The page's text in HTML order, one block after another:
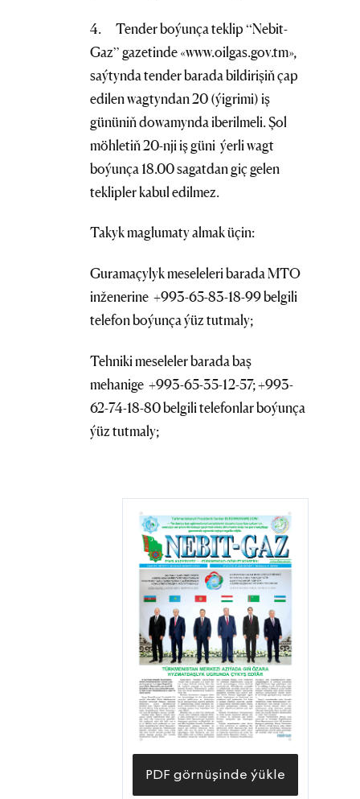
4. Tender boýunça teklip “Nebit-
Gaz” gazetinde «www.oilgas.gov.tm»,
saýtynda tender barada bildirişiň çap
edilen wagtyndan 20 (ýigrimi) iş
gününiň dowamynda iberilmeli. Şol
möhletiň 20-nji iş güni ýerli wagt
boýunça 18.00 sagatdan giç gelen
teklipler kabul edilmez.
Takyk maglumaty almak üçin:
Guramaçylyk meseleleri barada MTO
inženerine +993-65-83-18-99 belgili
telefon boýunça ýüz tutmaly;
Tehniki meseleler barada baş
mehanige +993-65-35-12-57; +993-
62-74-18-80 belgili telefonlar boýunça
ýüz tutmaly;
PDF görnüşinde ýükle